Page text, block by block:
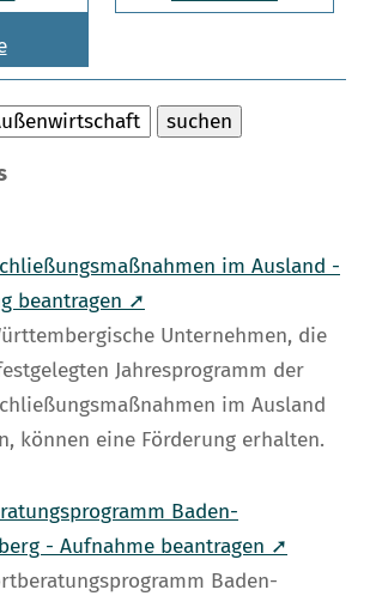
im Ausland -
beantragen ➚
Unternehmen, die
Jahresprogramm der
im Ausland
können eine Förderung erhalten.
Baden-
- Aufnahme beantragen ➚
Baden-